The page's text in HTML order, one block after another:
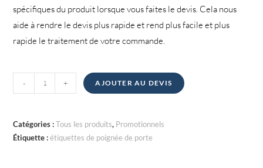
spécifiques du produit lorsque vous faites le devis. Cela nous
aide à rendre le devis plus rapide et rend plus facile et plus
rapide le traitement de votre commande.
de
de
poignée
- + AJOUTER AU DEVIS
Catégories :Tous les produits, Promotionnels
Étiquette :étiquettes de poignée de porte